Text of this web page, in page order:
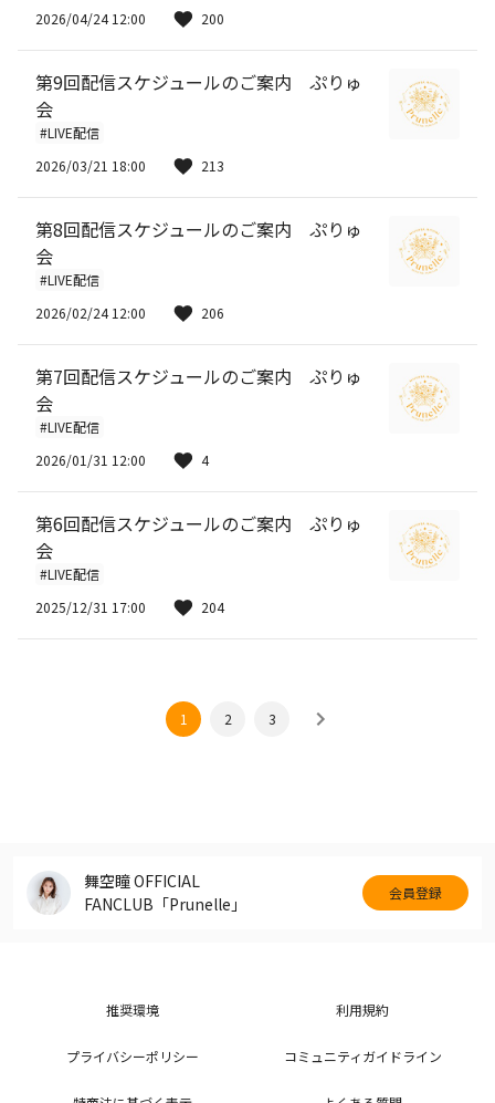
2026/04/24 12:00
200
第9回配信スケジュールのご案内 ぷりゅ
会
#LIVE配信
2026/03/21 18:00
213
第8回配信スケジュールのご案内 ぷりゅ
会
#LIVE配信
2026/02/24 12:00
206
第7回配信スケジュールのご案内 ぷりゅ
会
#LIVE配信
2026/01/31 12:00
4
第6回配信スケジュールのご案内 ぷりゅ
会
#LIVE配信
2025/12/31 17:00
204
1 2 3
舞空瞳 OFFICIAL
FANCLUB「Prunelle」
会員登録
推奨環境 利用規約
プライバシーポリシー コミュニティガイドライン